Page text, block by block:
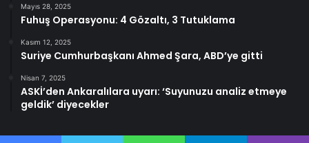
Mayıs 28, 2025
Fuhuş Operasyonu: 4 Gözaltı, 3 Tutuklama
Kasım 12, 2025
Suriye Cumhurbaşkanı Ahmed Şara, ABD’ye gitti
Nisan 7, 2025
ASKİ’den Ankaralılara uyarı: ‘Suyunuzu analiz etmeye
geldik’ diyecekler